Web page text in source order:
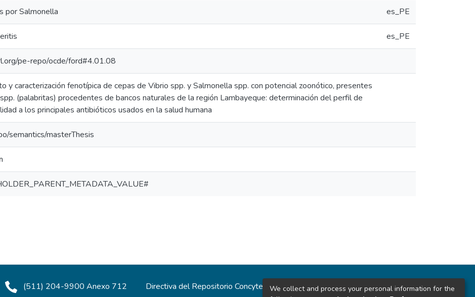
por Salmonella es_PE
es_PE
pe-repo/ocde/ford#4.01.08
y caracterización fenotípica de cepas de Vibrio spp. y Salmonella spp. con potencial zoonótico, presentes
(palabritas) procedentes de bancos naturales de la región Lambayeque: determinación del perfil de
a los principales antibióticos usados en la salud humana
semantics/masterThesis
(511) 204-9900 Anexo 712 Directiva del Repositorio Concytec Estadísticas del sitio
We collect and process your personal information for the